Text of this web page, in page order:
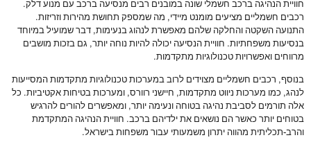
חוויית הנהיגה ברכב חשמלי שונה במובנים רבים מנסיעה ברכב עם מנוע דלק.
רכבים חשמליים מציעים מומנט מיידי, מה שמספק תחושת מהירות וזריזות.
התנועה השקטה והחלקה שלהם מאפשרת לנהוג בנעימות, דבר שמועיל במיוחד
בנסיעות משפחתיות. חוויית הנסיעה יכולה להיות נוחה יותר, גם בזכות מושבים
מרווחים ואפשרויות טכנולוגיות מתקדמות.
בנוסף, רכבים חשמליים מצוידים לרוב במערכות טכנולוגיות מתקדמות המסייעות
לנהג, כמו מערכות ניווט מתקדמות, חיישני רוורס, ומערכות בטיחות אקטיביות. כל
אלה תורמים לסביבת נהיגה בטוחה ונעימה יותר, ומאפשרים להורים להרגיש
בטוחים יותר כאשר הם נושאים את ילדיהם ברכב. חוויית הנהיגה המתקדמת
והרב-תכליתית מהווה יתרון משמעותי עבור משפחות בישראל.